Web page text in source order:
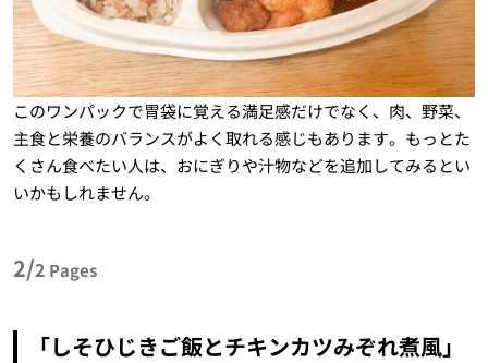
このワンパックで胃袋に覚える満足感だけでなく、肉、野菜、
主食と栄養のバランスがよく取れる感じもあります。もっとた
くさん食べたい人は、おにぎりや汁物などを追加してみるとい
いかもしれません。
2/2 Pages
「しそひじきご飯とチキンカツみぞれ煮風」